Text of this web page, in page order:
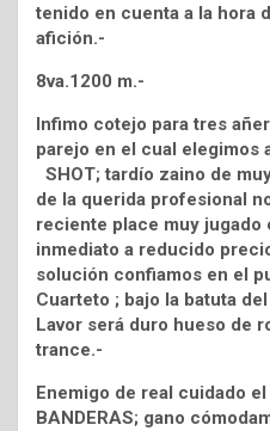
tenido en cuenta a la hora
afición.-
8va.1200 m.-
Infimo cotejo para tres
parejo en el cual elegimos
SHOT; tardío zaino de
de la querida profesional
reciente place muy jugado
inmediato a reducido
solución confiamos en el
Cuarteto ; bajo la batuta
Lavor será duro hueso de
trance.-
Enemigo de real cuidado
BANDERAS; gano